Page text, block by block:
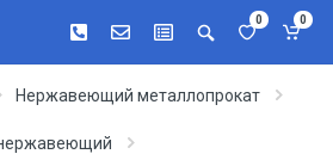
0 0
Нержавеющий металлопрокат